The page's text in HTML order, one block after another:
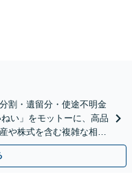
割・遺留分・使途不明金
い」をモットーに、高品
や株式を含む複雑な相続